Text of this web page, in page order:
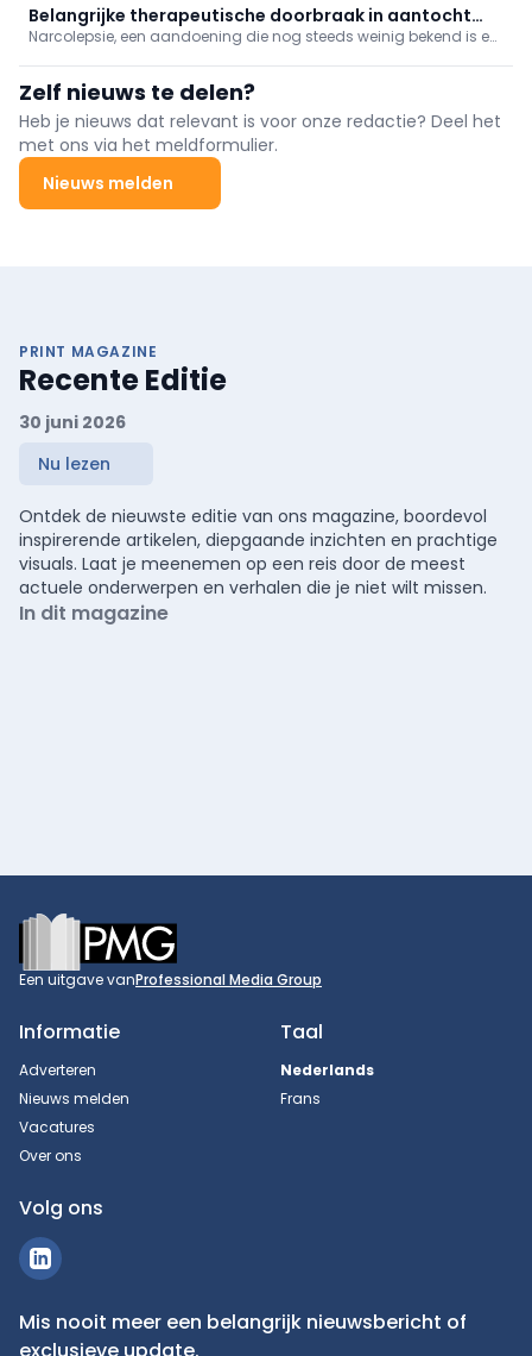
originele manier voorgesteld.
Belangrijke therapeutische doorbraak in aantocht
voor narcolepsie
Narcolepsie, een aandoening die nog steeds weinig bekend is en
Zelf nieuws te delen?
Heb je nieuws dat relevant is voor onze redactie? Deel het
met ons via het meldformulier.
Nieuws melden
PRINT MAGAZINE
Recente Editie
30 juni 2026
Nu lezen
Ontdek de nieuwste editie van ons magazine, boordevol
inspirerende artikelen, diepgaande inzichten en prachtige
visuals. Laat je meenemen op een reis door de meest
actuele onderwerpen en verhalen die je niet wilt missen.
In dit magazine
Footer
Een uitgave vanProfessional Media Group
Informatie
Adverteren
Nieuws melden
Vacatures
Over ons
Taal
Nederlands
Frans
Volg ons
Mis nooit meer een belangrijk nieuwsbericht of